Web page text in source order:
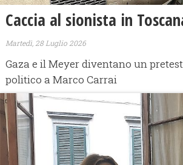
Caccia al sionista in
Martedì, 28 Luglio 2026
Gaza e il Meyer diventano un
politico a Marco Carrai